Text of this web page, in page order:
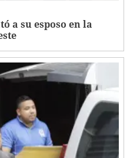
a su esposo en la